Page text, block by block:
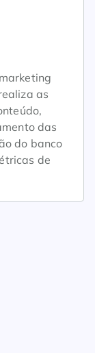
as
das
do banco
de